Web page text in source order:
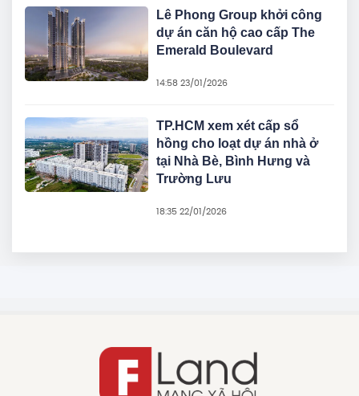
Lê Phong Group khởi công
dự án căn hộ cao cấp The
Emerald Boulevard
14:58 23/01/2026
TP.HCM xem xét cấp sổ
hồng cho loạt dự án nhà ở
tại Nhà Bè, Bình Hưng và
Trường Lưu
18:35 22/01/2026